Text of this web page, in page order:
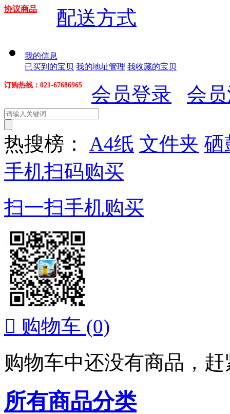
协议商品 配送方式
我的信息
已买到的宝贝 我的地址管理 我收藏的宝贝
订购热线：021-67686965 会员登录 会
热搜榜： A4纸 文件夹 硒
手机扫码购买
扫一扫手机购买
 购物车 (0)
购物车中还没有商品，
所有商品分类